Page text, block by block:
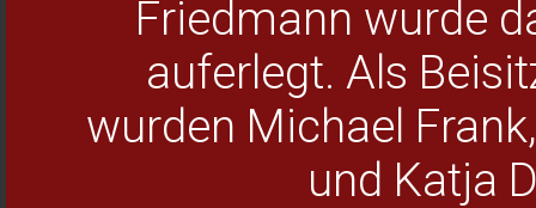
Friedmann wurde
auferlegt. Als
wurden Michael
und Katja